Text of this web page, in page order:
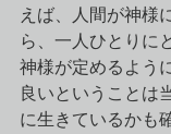
えば、人間が神様
ら、一人ひとりに
神様が定めるよう
良いということは
に生きているかも